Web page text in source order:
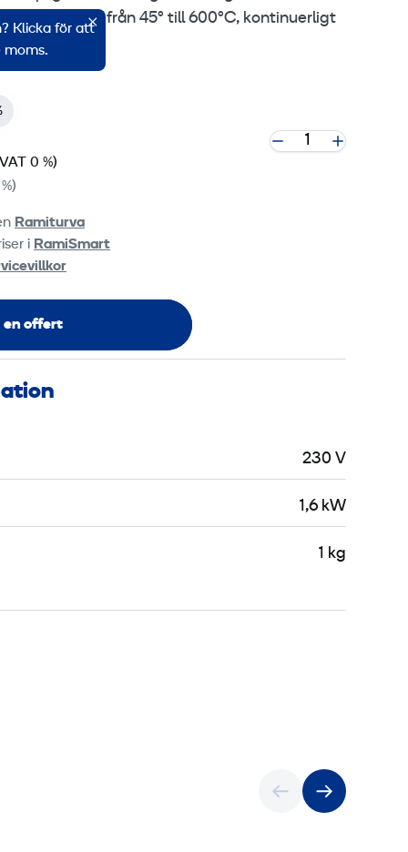
– från 45° till 600°C, kontinuerligt
Klicka för att
moms.
0 %)
Ramiturva
i RamiSmart
en offert
230 V
1,6 kW
1 kg